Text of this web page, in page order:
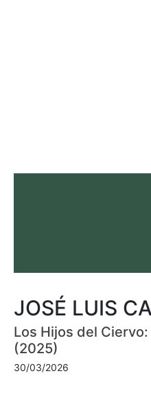
JOSÉ LUIS
Los Hijos del
(2025)
30/03/2026